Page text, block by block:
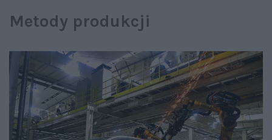
Metody produkcji